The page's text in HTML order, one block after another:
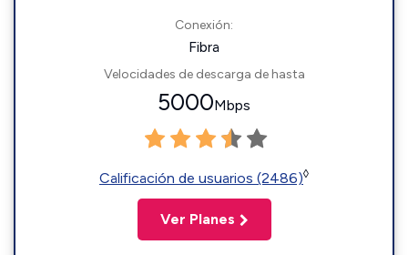
Conexión:
Fibra
Velocidades de descarga de hasta
5000Mbps
Calificación de usuarios (2486)◊
Ver Planes